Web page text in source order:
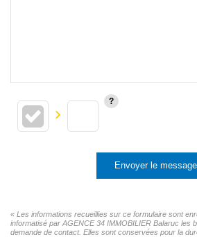
Envoyer le message
« Les informations recueillies sur ce formulaire sont
informatisé par AGENCE 34 IMMOBILIER Balaruc les
demande de contact. Elles sont conservées pour la